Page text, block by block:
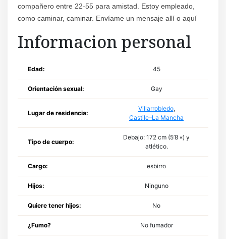
compañero entre 22-55 para amistad. Estoy empleado,
como caminar, caminar. Envíame un mensaje allí o aquí
Informacion personal
Edad: 45
Orientación sexual: Gay
Lugar de residencia:
Villarrobledo,
Castile–La Mancha
Tipo de cuerpo:
Debajo: 172 cm (5’8 «) y
atlético.
Cargo: esbirro
Hijos: Ninguno
Quiere tener hijos: No
¿Fumo? No fumador